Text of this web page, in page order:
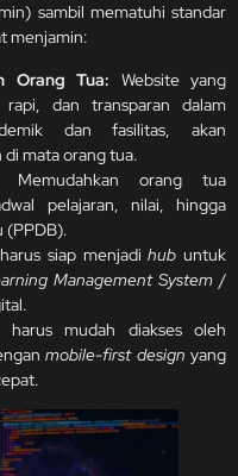
sambil mematuhi standar
menjamin:
Orang Tua: Website yang
dan transparan dalam
dan fasilitas, akan
mata orang tua.
Memudahkan orang tua
pelajaran, nilai, hingga
(PPDB).
siap menjadihub untuk
Management System/
harus mudah diakses oleh
mobile-first design yang